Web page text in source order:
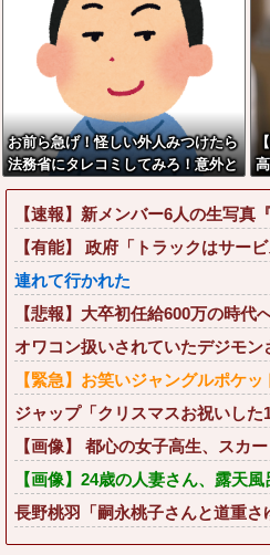
お前ら急げ！怪しい外人みつけたら
法務省にタレコミしてみろ！意外と
仕事するぞ？
【速報】新メンバー6人の生写真
【有能】 政府「トラックはサー
連れて行かれた
【悲報】大卒初任給600万の時
オワコン扱いされていたデジモ
【緊急】お笑いジャングルポケ
ジャップ「クリスマスお祝いし
【画像】 都心の女子高生、スカ
【画像】24歳の人妻さん、露天
長野桃羽「嗣永桃子さんと道重